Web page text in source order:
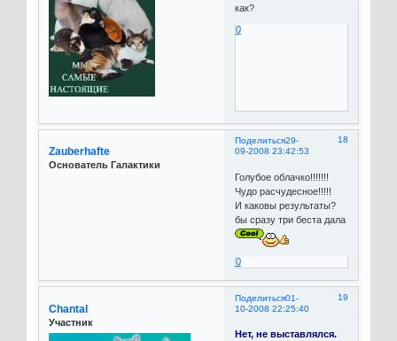
как?
0
Поделиться 18
29-
09-2008 23:42:53
Zauberhafte
Основатель Галактики
Голубое облачко!!!!!!!
Чудо расчудесное!!!!!
И каковы результаты?
бы сразу три беста дала
0
Поделиться 19
01-
10-2008 22:25:40
Chantal
Участник
Нет, не выставлялся.